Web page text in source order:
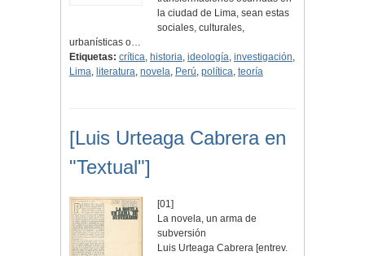
la ciudad de Lima, sean estas
sociales, culturales,
urbanísticas o…
Etiquetas: crítica, historia, ideología, investigación,
Lima, literatura, novela, Perú, política, teoría
[Luis Urteaga Cabrera en
"Textual"]
[01]
La novela, un arma de
subversión
Luis Urteaga Cabrera [entrev.